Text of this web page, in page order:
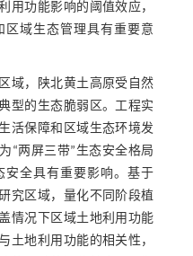
用功能影响的阈值效应，
域生态管理具有重要意
域，陕北黄土高原受自然
型的生态脆弱区。工程实
活保障和区域生态环境发
“两屏三带”生态安全格局
安全具有重要影响。基于
究区域，量化不同阶段植
情况下区域土地利用功能
土地利用功能的相关性，